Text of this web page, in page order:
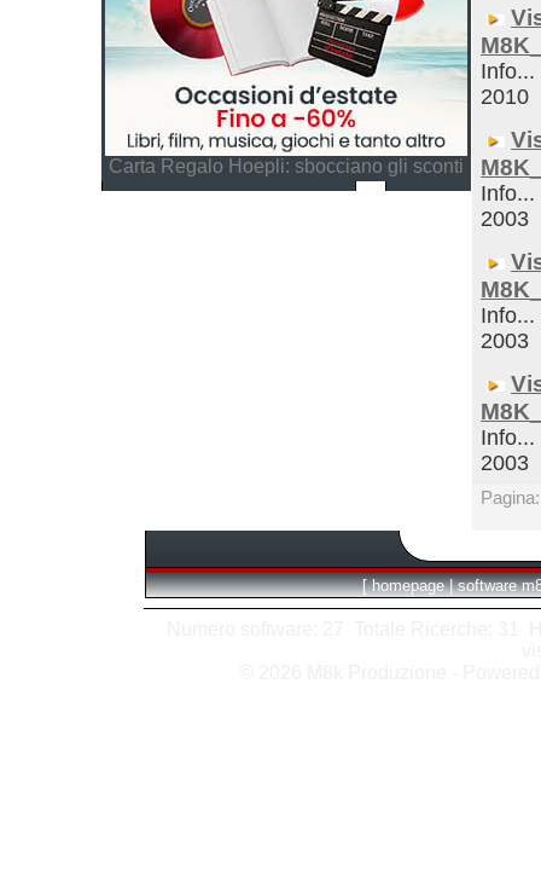
Carta Regalo Hoepli: sbocciano gli sconti
Info...
2010
Info...
2003
Info...
2003
Info...
2003
[ homepage | software